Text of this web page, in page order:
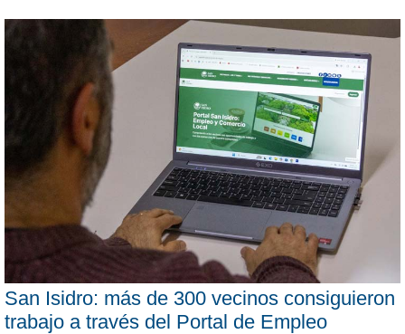
San Isidro: más de 300 vecinos consiguieron
trabajo a través del Portal de Empleo